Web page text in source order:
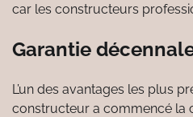
car les constructeurs
Garantie
L’un des avantages les plus
constructeur a commencé la